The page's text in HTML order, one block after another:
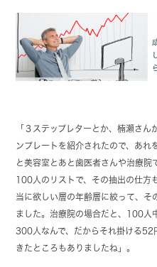
「３ステップレターとか、楠瀬さ
ンプレートを紹介されたので、あれ
と美容室とあと歯医者さんや治療院
100人のリストで、その抽出の仕方
当に欲しい層の年齢層に絞って、そ
ました。治療院の場合だと、100人
300人なんで、だからそれ掛ける52
きたところもありましたね」。